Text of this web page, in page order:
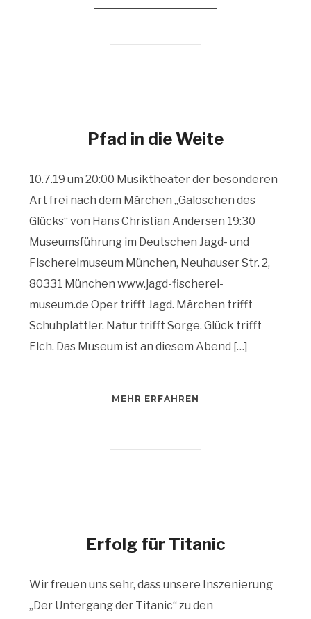
Pfad in die Weite
10.7.19 um 20:00 Musiktheater der besonderen
Art frei nach dem Märchen „Galoschen des
Glücks“ von Hans Christian Andersen 19:30
Museumsführung im Deutschen Jagd- und
Fischereimuseum München, Neuhauser Str. 2,
80331 München www.jagd-fischerei-
museum.de Oper trifft Jagd. Märchen trifft
Schuhplattler. Natur trifft Sorge. Glück trifft
Elch. Das Museum ist an diesem Abend […]
MEHR ERFAHREN
Erfolg für Titanic
Wir freuen uns sehr, dass unsere Inszenierung
„Der Untergang der Titanic“ zu den